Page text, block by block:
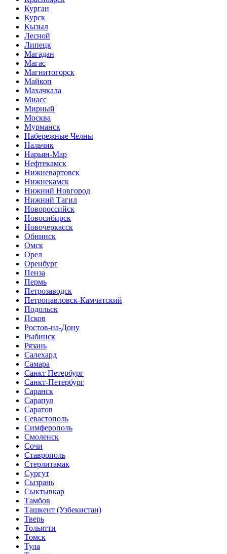
Курган
Курск
Кызыл
Лесной
Липецк
Магадан
Магас
Магнитогорск
Майкоп
Махачкала
Миасс
Мирный
Москва
Мурманск
Набережные Челны
Нальчик
Нарьян-Мар
Нефтекамск
Нижневартовск
Нижнекамск
Нижний Новгород
Нижний Тагил
Новороссийск
Новосибирск
Новочеркасск
Обнинск
Омск
Орел
Оренбург
Пенза
Пермь
Петрозаводск
Петропавловск-Камчатский
Подольск
Псков
Ростов-на-Дону
Рыбинск
Рязань
Салехард
Самара
Санкт Петербург
Санкт-Петербург
Саранск
Сарапул
Саратов
Севастополь
Симферополь
Смоленск
Сочи
Ставрополь
Стерлитамак
Сургут
Сызрань
Сыктывкар
Тамбов
Ташкент (Узбекистан)
Тверь
Тольятти
Томск
Тула